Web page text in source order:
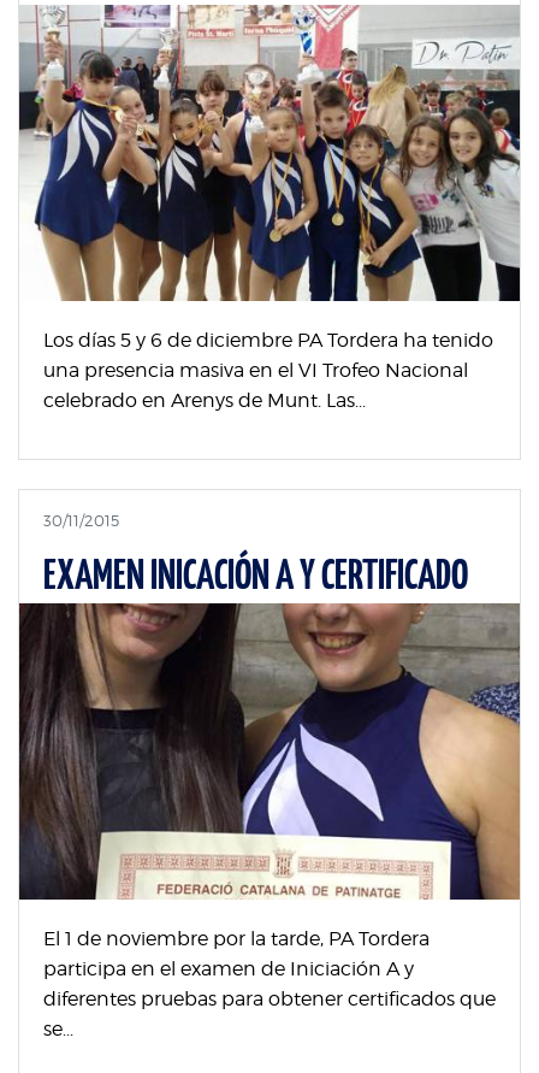
Los días 5 y 6 de diciembre PA Tordera ha tenido
una presencia masiva en el VI Trofeo Nacional
celebrado en Arenys de Munt. Las...
30/11/2015
EXAMEN INICACIÓN A Y CERTIFICADO
El 1 de noviembre por la tarde, PA Tordera
participa en el examen de Iniciación A y
diferentes pruebas para obtener certificados que
se...